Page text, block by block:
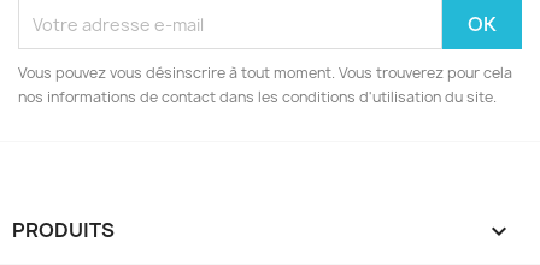
Vous pouvez vous désinscrire à tout moment. Vous trouverez pour cela
nos informations de contact dans les conditions d'utilisation du site.
PRODUITS 